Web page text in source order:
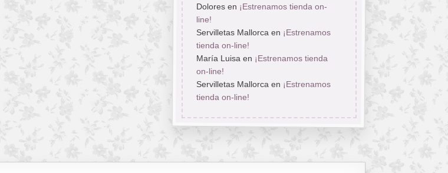
Doloresen ¡Estrenamos tienda on-
line!
Servilletas Mallorcaen ¡Estrenamos
tienda on-line!
María Luisaen ¡Estrenamos tienda
on-line!
Servilletas Mallorcaen ¡Estrenamos
tienda on-line!